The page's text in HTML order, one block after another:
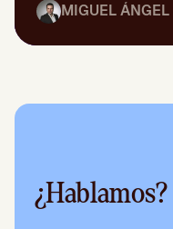
MIGUEL
¿Hablamos?